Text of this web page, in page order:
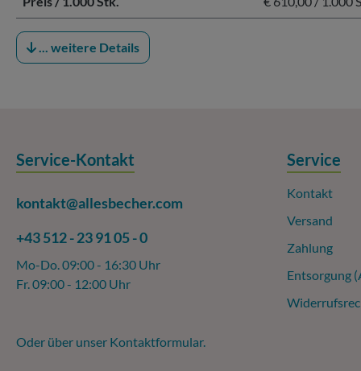
... weitere Details
Service-Kontakt
kontakt@allesbecher.com
+43 512 - 23 91 05 - 0
Mo-Do. 09:00 - 16:30 Uhr
Fr. 09:00 - 12:00 Uhr
Oder über unser Kontaktformular.
Service
Kontakt
Versand
Zahlung
Entsorgung